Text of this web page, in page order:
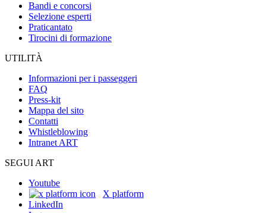
Bandi e concorsi
Selezione esperti
Praticantato
Tirocini di formazione
UTILITÀ
Informazioni per i passeggeri
FAQ
Press-kit
Mappa del sito
Contatti
Whistleblowing
Intranet ART
SEGUI ART
Youtube
X platform
LinkedIn